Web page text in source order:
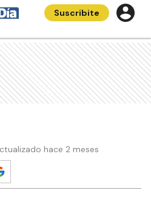
Suscribite
hace 2 meses